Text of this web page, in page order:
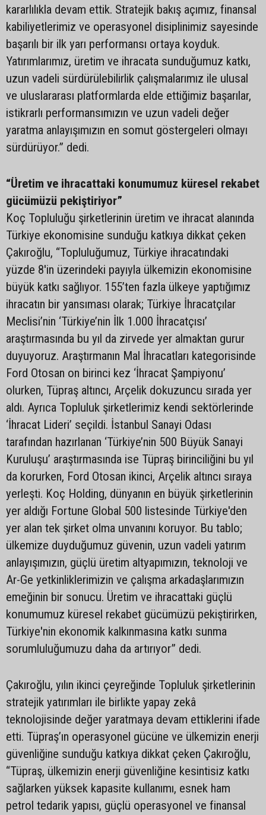
kararlılıkla devam ettik. Stratejik bakış açımız, finansal
kabiliyetlerimiz ve operasyonel disiplinimiz sayesinde
başarılı bir ilk yarı performansı ortaya koyduk.
Yatırımlarımız, üretim ve ihracata sunduğumuz katkı,
uzun vadeli sürdürülebilirlik çalışmalarımız ile ulusal
ve uluslararası platformlarda elde ettiğimiz başarılar,
istikrarlı performansımızın ve uzun vadeli değer
yaratma anlayışımızın en somut göstergeleri olmayı
sürdürüyor.” dedi.
“Üretim ve ihracattaki konumumuz küresel rekabet
gücümüzü pekiştiriyor”
Koç Topluluğu şirketlerinin üretim ve ihracat alanında
Türkiye ekonomisine sunduğu katkıya dikkat çeken
Çakıroğlu, “Topluluğumuz, Türkiye ihracatındaki
yüzde 8'in üzerindeki payıyla ülkemizin ekonomisine
büyük katkı sağlıyor. 155’ten fazla ülkeye yaptığımız
ihracatın bir yansıması olarak; Türkiye İhracatçılar
Meclisi’nin ‘Türkiye’nin İlk 1.000 İhracatçısı’
araştırmasında bu yıl da zirvede yer almaktan gurur
duyuyoruz. Araştırmanın Mal İhracatları kategorisinde
Ford Otosan on birinci kez ‘İhracat Şampiyonu’
olurken, Tüpraş altıncı, Arçelik dokuzuncu sırada yer
aldı. Ayrıca Topluluk şirketlerimiz kendi sektörlerinde
‘İhracat Lideri’ seçildi. İstanbul Sanayi Odası
tarafından hazırlanan ‘Türkiye’nin 500 Büyük Sanayi
Kuruluşu’ araştırmasında ise Tüpraş birinciliğini bu yıl
da korurken, Ford Otosan ikinci, Arçelik altıncı sıraya
yerleşti. Koç Holding, dünyanın en büyük şirketlerinin
yer aldığı Fortune Global 500 listesinde Türkiye'den
yer alan tek şirket olma unvanını koruyor. Bu tablo;
ülkemize duyduğumuz güvenin, uzun vadeli yatırım
anlayışımızın, güçlü üretim altyapımızın, teknoloji ve
Ar-Ge yetkinliklerimizin ve çalışma arkadaşlarımızın
emeğinin bir sonucu. Üretim ve ihracattaki güçlü
konumumuz küresel rekabet gücümüzü pekiştirirken,
Türkiye'nin ekonomik kalkınmasına katkı sunma
sorumluluğumuzu daha da artırıyor” dedi.
Çakıroğlu, yılın ikinci çeyreğinde Topluluk şirketlerinin
stratejik yatırımları ile birlikte yapay zekâ
teknolojisinde değer yaratmaya devam ettiklerini ifade
etti. Tüpraş’ın operasyonel gücüne ve ülkemizin enerji
güvenliğine sunduğu katkıya dikkat çeken Çakıroğlu,
“Tüpraş, ülkemizin enerji güvenliğine kesintisiz katkı
sağlarken yüksek kapasite kullanımı, esnek ham
petrol tedarik yapısı, güçlü operasyonel ve finansal